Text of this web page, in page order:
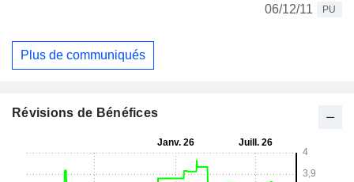
06/12/11
PU
Plus de communiqués
Révisions de Bénéfices